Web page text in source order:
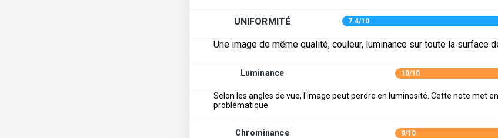
UNIFORMITÉ 7.4/10
Une image de même qualité, couleur, luminance sur toute la surface
Luminance 10/10
Selon les angles de vue, l'image peut perdre en luminosité. Cette note met
problématique
Chrominance 9/10